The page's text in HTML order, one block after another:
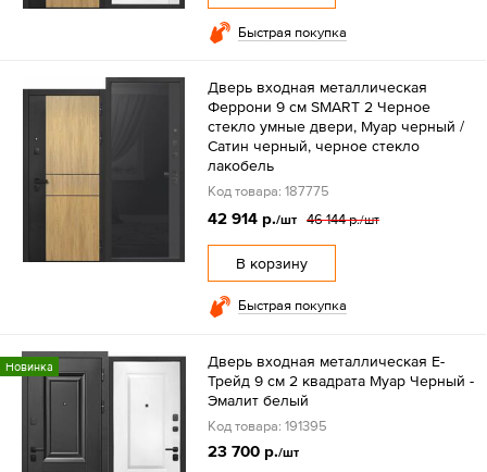
Быстрая покупка
Дверь входная металлическая
Феррони 9 см SMART 2 Черное
стекло умные двери, Муар черный /
Сатин черный, черное стекло
лакобель
Код товара: 187775
42 914 р./шт 46 144 р./шт
В корзину
Быстрая покупка
Новинка
Дверь входная металлическая Е-
Трейд 9 см 2 квадрата Муар Черный -
Эмалит белый
Код товара: 191395
23 700 р./шт